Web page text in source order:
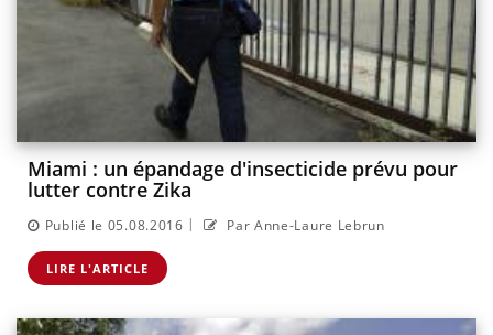
Miami : un épandage d'insecticide prévu pour
lutter contre Zika
Publié le 05.08.2016 | Par Anne-Laure Lebrun
LIRE L'ARTICLE